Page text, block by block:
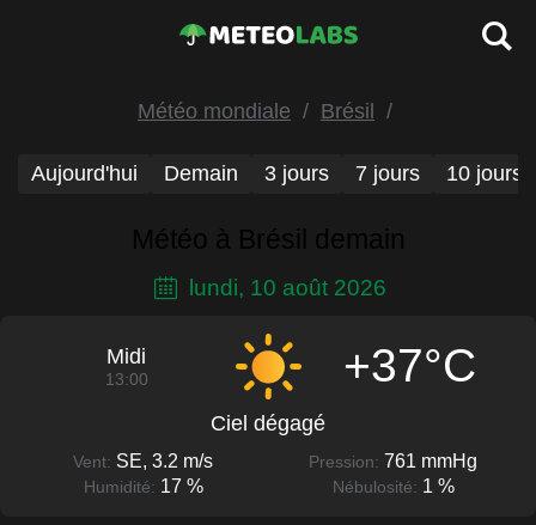
Météo mondiale Brésil
Aujourd'hui Demain 3 jours 7 jours 10 jours
Météo à Brésil demain
lundi, 10 août 2026
Midi
13:00 +37°C
Ciel dégagé
Vent: SE, 3.2 m/s Pression: 761 mmHg
Humidité: 17 % Nébulosité: 1 %